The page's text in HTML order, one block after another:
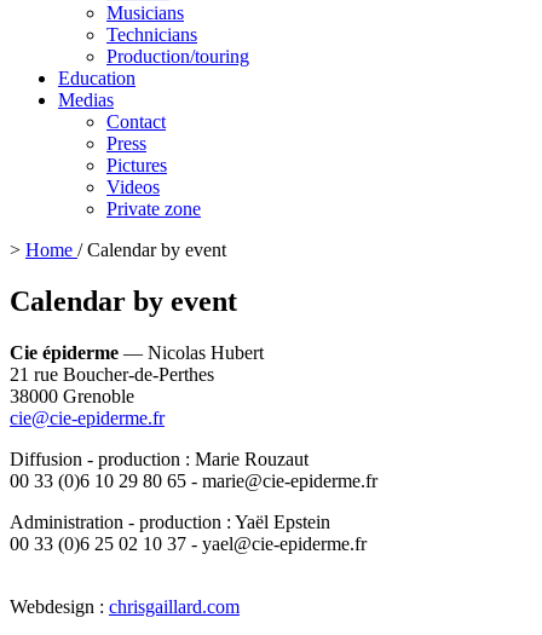
Musicians
Technicians
Production/touring
Education
Medias
Contact
Press
Pictures
Videos
Private zone
> Home /Calendar by event
Calendar by event
Cie épiderme — Nicolas Hubert
21 rue Boucher-de-Perthes
38000 Grenoble
cie@cie-epiderme.fr
Diffusion - production : Marie Rouzaut
00 33 (0)6 10 29 80 65 - marie@cie-epiderme.fr
Administration - production : Yaël Epstein
00 33 (0)6 25 02 10 37 - yael@cie-epiderme.fr
Webdesign : chrisgaillard.com